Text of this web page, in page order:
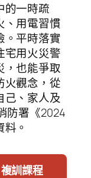
的一時疏
、用電習慣
。平時落實
宅用火災警
，也能爭取
火觀念，從
己、家人及
防署《2024
。
訓課程